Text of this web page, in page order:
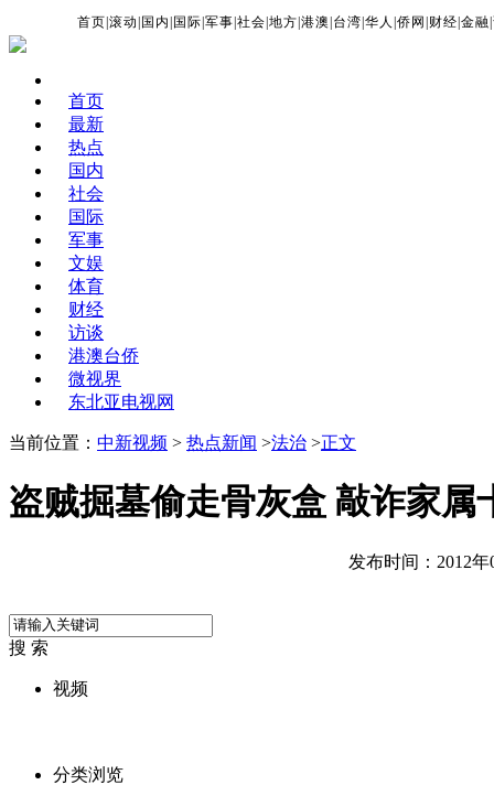
首页 |滚动 国内 国际 |军事 |社会 |地方 |港澳 台湾 |华人 |侨网 财经 |金融 |
首页
最新
热点
国内
社会
国际
军事
文娱
体育
财经
访谈
港澳台侨
微视界
东北亚电视网
当前位置： 中新视频 > 热点新闻 >法治 >正文
盗贼掘墓偷走骨灰盒 敲诈家属
发布时间：2012年
搜 索
视频
分类浏览